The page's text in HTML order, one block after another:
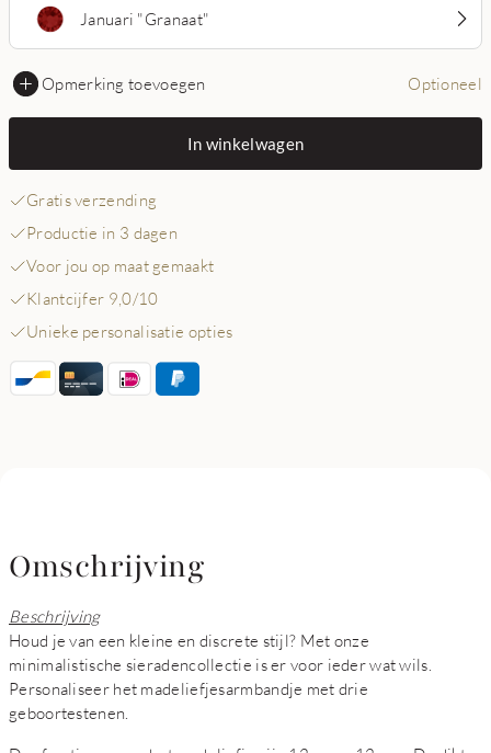
Januari "Granaat"
Opmerking toevoegen Optioneel
In winkelwagen
Gratis verzending
Productie in 3 dagen
Voor jou op maat gemaakt
Klantcijfer 9,0/10
Unieke personalisatie opties
Omschrijving
Beschrijving
Houd je van een kleine en discrete stijl? Met onze
minimalistische sieradencollectie is er voor ieder wat wils.
Personaliseer het madeliefjesarmbandje met drie
geboortestenen.